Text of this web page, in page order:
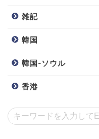
雑記
韓国
韓国-ソウル
香港